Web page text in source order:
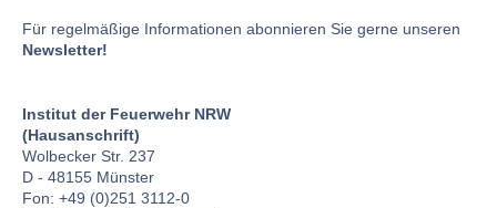
Für regelmäßige Informationen abonnieren Sie gerne unseren
Newsletter!
Institut der Feuerwehr NRW
(Hausanschrift)
Wolbecker Str. 237
D - 48155 Münster
Fon: +49 (0)251 3112-0